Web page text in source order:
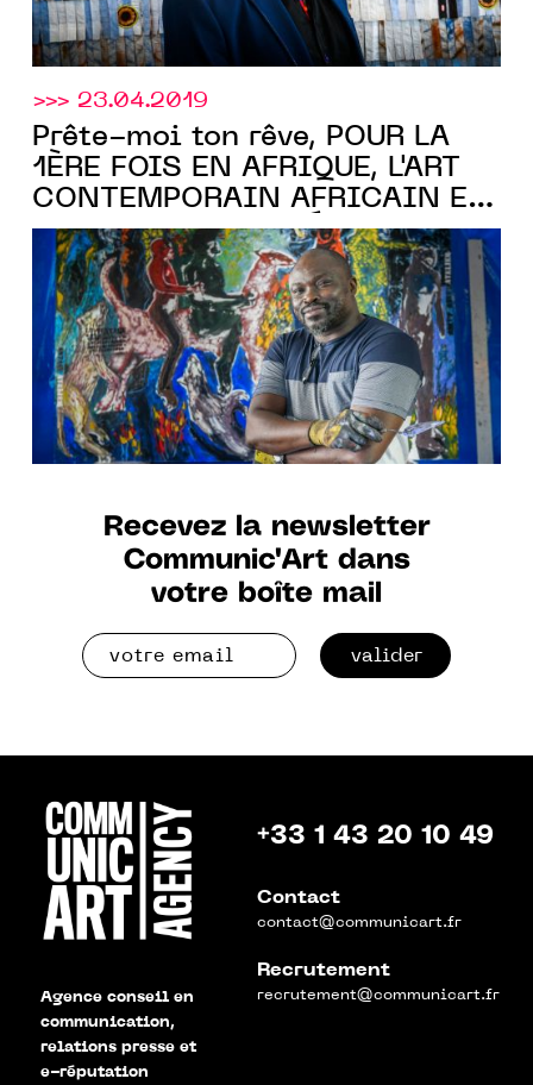
>>> 23.04.2019
Prête-moi ton rêve, POUR LA
1ÈRE FOIS EN AFRIQUE, L'ART
CONTEMPORAIN AFRICAIN EN
EXPOSITION ITINÉRANTE
Recevez la newsletter
Communic'Art dans
votre boîte mail
valider
Agence conseil en
communication,
relations presse et
e-réputation
+33 1 43 20 10 49
Contact
contact@communicart.fr
Recrutement
recrutement@communicart.fr